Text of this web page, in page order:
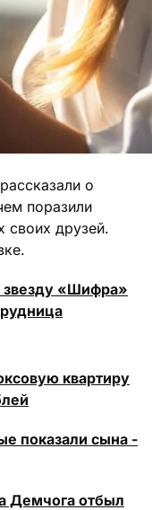
о
поразили
своих друзей.
звезду «Шифра»
квартиру
показали сына -
Демчога отбыл